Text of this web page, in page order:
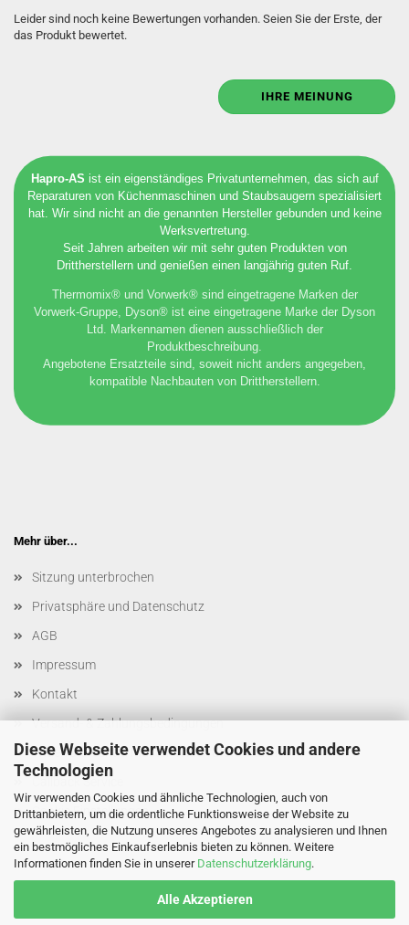
Diese Webseite verwendet Cookies und andere
Technologien
Wir verwenden Cookies und ähnliche Technologien, auch von
Drittanbietern, um die ordentliche Funktionsweise der Website zu
gewährleisten, die Nutzung unseres Angebotes zu analysieren und Ihnen
ein bestmögliches Einkaufserlebnis bieten zu können. Weitere
Informationen finden Sie in unserer Datenschutzerklärung.
Alle Akzeptieren
Leider sind noch keine Bewertungen vorhanden. Seien Sie der Erste, der
das Produkt bewertet.
IHRE MEINUNG
Hapro-AS ist ein eigenständiges Privatunternehmen, das sich auf
Reparaturen von Küchenmaschinen und Staubsaugern spezialisiert
hat. Wir sind nicht an die genannten Hersteller gebunden und keine
Werksvertretung.
Seit Jahren arbeiten wir mit sehr guten Produkten von
Drittherstellern und genießen einen langjährig guten Ruf.
Thermomix® und Vorwerk® sind eingetragene Marken der
Vorwerk-Gruppe, Dyson® ist eine eingetragene Marke der Dyson
Ltd. Markennamen dienen ausschließlich der
Produktbeschreibung.
Angebotene Ersatzteile sind, soweit nicht anders angegeben,
kompatible Nachbauten von Drittherstellern.
Mehr über...
Sitzung unterbrochen
Privatsphäre und Datenschutz
AGB
Impressum
Kontakt
Versand- & Zahlungsbedingungen
Widerrufsrecht & Muster-Widerrufsformular
Callback Service
Cookie Einstellungen